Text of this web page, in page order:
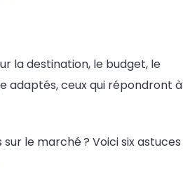
la destination, le budget, le
adaptés, ceux qui répondront à
le marché ? Voici six astuces